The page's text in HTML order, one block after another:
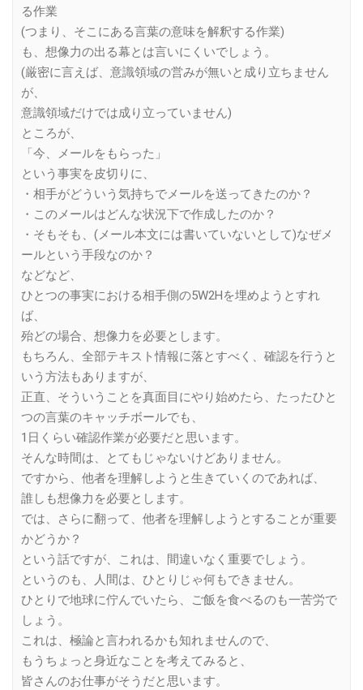
る作業
(つまり、そこにある言葉の意味を解釈する作業)
も、想像力の出る幕とは言いにくいでしょう。
(厳密に言えば、意識領域の営みが無いと成り立ちません
が、
意識領域だけでは成り立っていません)
ところが、
「今、メールをもらった」
という事実を皮切りに、
・相手がどういう気持ちでメールを送ってきたのか？
・このメールはどんな状況下で作成したのか？
・そもそも、(メール本文には書いていないとして)なぜメ
ールという手段なのか？
などなど、
ひとつの事実における相手側の5W2Hを埋めようとすれ
ば、
殆どの場合、想像力を必要とします。
もちろん、全部テキスト情報に落とすべく、確認を行うと
いう方法もありますが、
正直、そういうことを真面目にやり始めたら、たったひと
つの言葉のキャッチボールでも、
1日くらい確認作業が必要だと思います。
そんな時間は、とてもじゃないけどありません。
ですから、他者を理解しようと生きていくのであれば、
誰しも想像力を必要とします。
では、さらに翻って、他者を理解しようとすることが重要
かどうか？
という話ですが、これは、間違いなく重要でしょう。
というのも、人間は、ひとりじゃ何もできません。
ひとりで地球に佇んでいたら、ご飯を食べるのも一苦労で
しょう。
これは、極論と言われるかも知れませんので、
もうちょっと身近なことを考えてみると、
皆さんのお仕事がそうだと思います。